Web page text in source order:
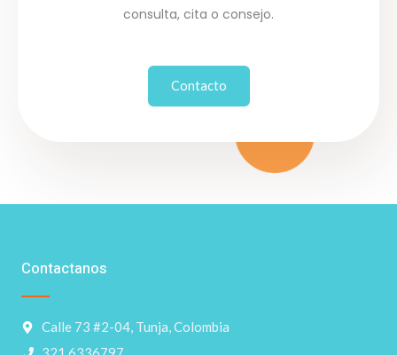
consulta, cita o consejo.
Contacto
Contactanos
Calle 73 #2-04, Tunja, Colombia